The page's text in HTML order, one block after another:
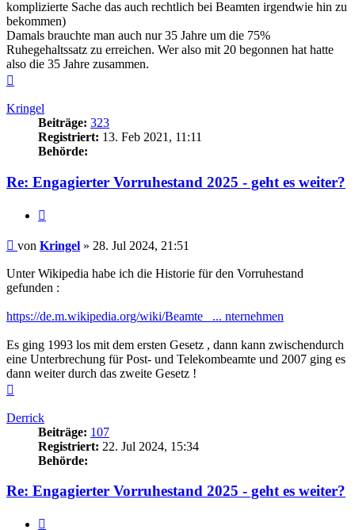
komplizierte Sache das auch rechtlich bei Beamten irgendwie hin zu
bekommen)
Damals brauchte man auch nur 35 Jahre um die 75%
Ruhegehaltssatz zu erreichen. Wer also mit 20 begonnen hat hatte
also die 35 Jahre zusammen.
Kringel
Beiträge: 323
Registriert: 13. Feb 2021, 11:11
Behörde:
Re: Engagierter Vorruhestand 2025 - geht es weiter?
Beitrag
von Kringel » 28. Jul 2024, 21:51
Unter Wikipedia habe ich die Historie für den Vorruhestand
gefunden :
https://de.m.wikipedia.org/wiki/Beamte_ ... nternehmen
Es ging 1993 los mit dem ersten Gesetz , dann kann zwischendurch
eine Unterbrechung für Post- und Telekombeamte und 2007 ging es
dann weiter durch das zweite Gesetz !
Derrick
Beiträge: 107
Registriert: 22. Jul 2024, 15:34
Behörde:
Re: Engagierter Vorruhestand 2025 - geht es weiter?